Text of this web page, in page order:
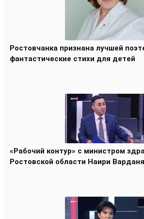
Ростовчанка признана лучшей
фантастические стихи для детей
«Рабочий контур» с министром
Ростовской области Наири